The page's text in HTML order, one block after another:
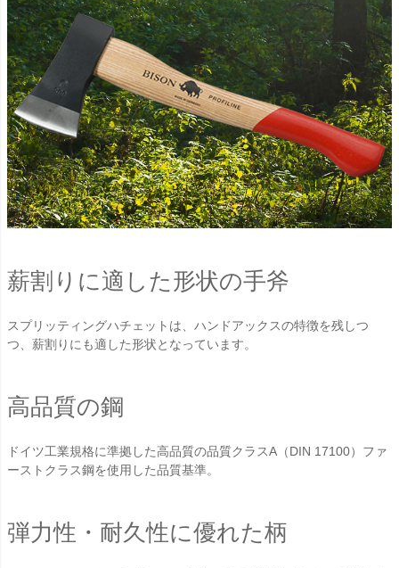
薪割りに適した形状の手斧
スプリッティングハチェットは、ハンドアックスの特徴を残しつ
つ、薪割りにも適した形状となっています。
高品質の鋼
ドイツ工業規格に準拠した高品質の品質クラスA（DIN 17100）ファ
ーストクラス鋼を使用した品質基準。
弾力性・耐久性に優れた柄